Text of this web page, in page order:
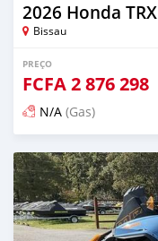
2026 Honda TRX
Bissau
PREÇO
FCFA2 876 298
N/A (Gas)
Publicado 13 dias atrás